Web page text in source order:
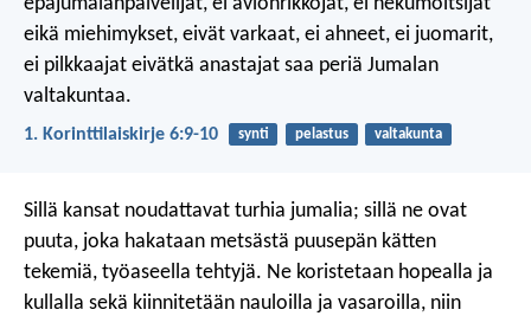
epäjumalanpalvelijat, ei avionrikkojat, ei hekumoitsijat
eikä miehimykset, eivät varkaat, ei ahneet, ei juomarit,
ei pilkkaajat eivätkä anastajat saa periä Jumalan
valtakuntaa.
1. Korinttilaiskirje 6:9-10 synti pelastus valtakunta
Sillä kansat noudattavat turhia jumalia; sillä ne ovat
puuta, joka hakataan metsästä puusepän kätten
tekemiä, työaseella tehtyjä. Ne koristetaan hopealla ja
kullalla sekä kiinnitetään nauloilla ja vasaroilla, niin